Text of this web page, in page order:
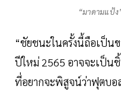
“มาดามแป้
“ชัยชนะในครั้งนี้ถือเป็น
ปีใหม่ 2565 อาจจะเป็น
ที่อยากจะพิสูจน์ว่าฟุตบอ